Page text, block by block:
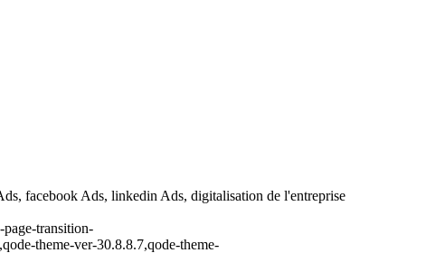
facebook Ads, linkedin Ads, digitalisation de l'entreprise
transition-
theme-ver-30.8.8.7,qode-theme-